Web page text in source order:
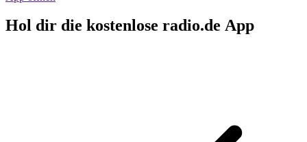
Hol dir die kostenlose radio.de App